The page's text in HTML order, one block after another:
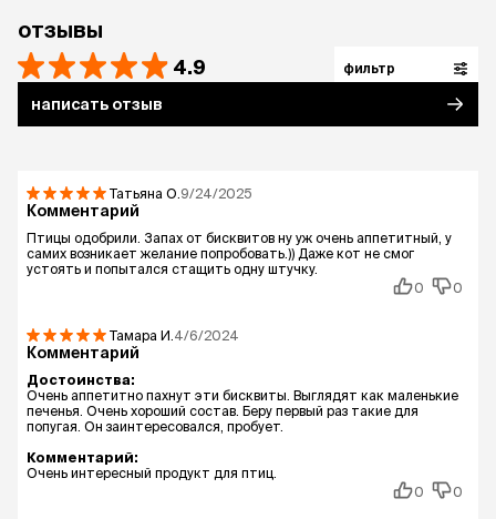
отзывы
4.9 фильтр
написать отзыв
Татьяна О. 9/24/2025
Комментарий
Птицы одобрили. Запах от бисквитов ну уж очень аппетитный, у
самих возникает желание попробовать.)) Даже кот не смог
устоять и попытался стащить одну штучку.
0
0
Тамара И. 4/6/2024
Комментарий
Достоинства:
Очень аппетитно пахнут эти бисквиты. Выглядят как маленькие
печенья. Очень хороший состав. Беру первый раз такие для
попугая. Он заинтересовался, пробует.
Комментарий:
Очень интересный продукт для птиц.
0
0